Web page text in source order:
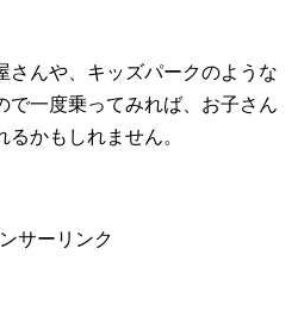
さんや、キッズパークのような
で一度乗ってみれば、お子さん
かもしれません。
サーリンク